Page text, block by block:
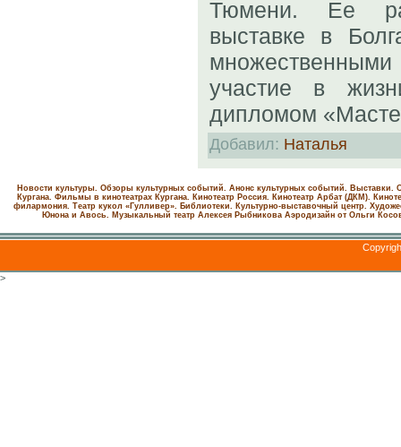
Тюмени. Ее
выставке в
множественными
участие в
дипломом
Добавил: Наталья
Новости культуры. Обзоры культурных событий. Анонс культурных событий. Выставки.
Кургана. Фильмы в кинотеатрах Кургана.
Кинотеатр Россия. Кинотеатр Арбат (ДКМ).
филармония. Театр кукол «Гулливер». Библиотеки. Культурно-выставочный центр.
Юнона и Авось. Музыкальный театр Алексея Рыбникова Аэродизайн от Ольги
>